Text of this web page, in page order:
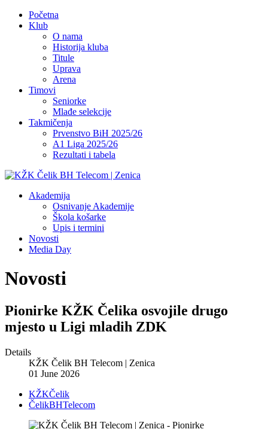
Početna
Klub
O nama
Historija kluba
Titule
Uprava
Arena
Timovi
Seniorke
Mlađe selekcije
Takmičenja
Prvenstvo BiH 2025/26
A1 Liga 2025/26
Rezultati i tabela
Akademija
Osnivanje Akademije
Škola košarke
Upis i termini
Novosti
Media Day
Novosti
Pionirke KŽK Čelika osvojile drugo
mjesto u Ligi mladih ZDK
Details
KŽK Čelik BH Telecom | Zenica
01 June 2026
KŽKČelik
ČelikBHTelecom